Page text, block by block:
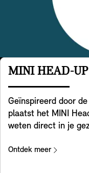
MINI HEAD-
Geïnspireerd door
plaatst het MINI
weten direct in je
weer, zoals
Ontdek meer